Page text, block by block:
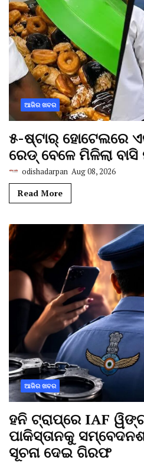
ଆଜିର ଖବର
୫-ଷ୍ଟାର୍ ହୋଟେଲରେ
ରେଡ୍ ବେଳେ ମିଳିଲା ବାସି
odishadarpan Aug 08, 2026
Read More
ଆଜିର ଖବର
ହନି ଟ୍ରାପ୍‌ରେ IAF
ପାକିସ୍ତାନକୁ
ସୂଚନା ଦେଇ ଗିରଫ